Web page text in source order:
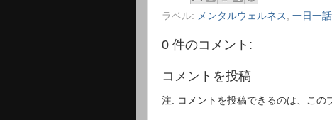
ラベル: メンタルウェルネス , 一日一話
0 件のコメント:
コメントを投稿
注: コメントを投稿できるのは、この